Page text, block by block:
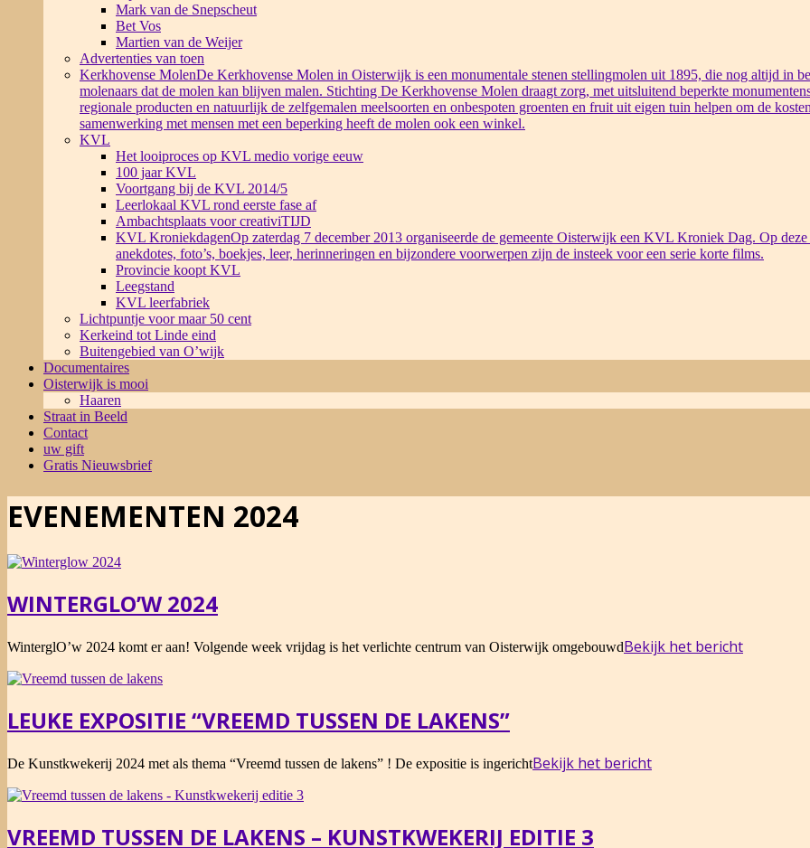
Mark van de Snepscheut
Bet Vos
Martien van de Weijer
Advertenties van toen
Kerkhovense MolenDe Kerkhovense Molen in Oisterwijk is een monumentale stenen stellingmolen uit 1895, die nog altijd in
molenaars dat de molen kan blijven malen. Stichting De Kerkhovense Molen draagt zorg, met uitsluitend beperkte
regionale producten en natuurlijk de zelfgemalen meelsoorten en onbespoten groenten en fruit uit eigen tuin helpen om de
samenwerking met mensen met een beperking heeft de molen ook een winkel.
KVL
Het looiproces op KVL medio vorige eeuw
100 jaar KVL
Voortgang bij de KVL 2014/5
Leerlokaal KVL rond eerste fase af
Ambachtsplaats voor creativiTIJD
KVL KroniekdagenOp zaterdag 7 december 2013 organiseerde de gemeente Oisterwijk een KVL Kroniek Dag. Op
anekdotes, foto’s, boekjes, leer, herinneringen en bijzondere voorwerpen zijn de insteek voor een serie korte films.
Provincie koopt KVL
Leegstand
KVL leerfabriek
Lichtpuntje voor maar 50 cent
Kerkeind tot Linde eind
Buitengebied van O’wijk
Documentaires
Oisterwijk is mooi
Haaren
Straat in Beeld
Contact
uw gift
Gratis Nieuwsbrief
EVENEMENTEN 2024
WINTERGLO’W 2024
2024-
06
WinterglO’w 2024 komt er aan! Volgende week vrijdag is het verlichte centrum van Oisterwijk omgebouwdBekijk het bericht
LEUKE EXPOSITIE “VREEMD TUSSEN DE LAKENS”
2024-
15
De Kunstkwekerij 2024 met als thema “Vreemd tussen de lakens” ! De expositie is ingerichtBekijk het bericht
VREEMD TUSSEN DE LAKENS – KUNSTKWEKERIJ EDITIE 3